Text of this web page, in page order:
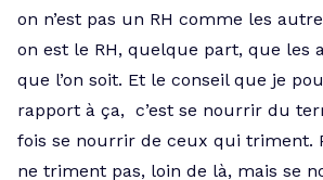
on n’est pas un RH comme les
on est le RH, quelque part, que les
que l’on soit. Et le conseil que je
rapport à ça, c’est se nourrir du
fois se nourrir de ceux qui triment.
ne triment pas, loin de là, mais se